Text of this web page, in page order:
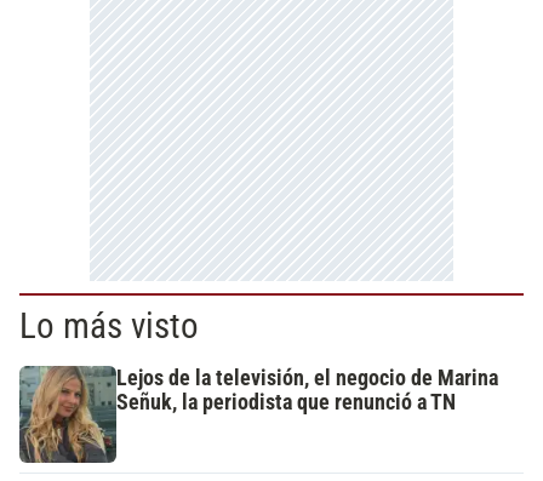
Lo más visto
Lejos de la televisión, el negocio de Marina
Señuk, la periodista que renunció a TN